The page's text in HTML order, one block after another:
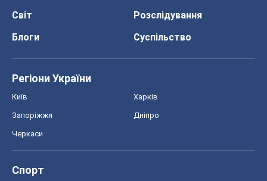
Світ
Розслідування
Блоги
Суспільство
Регіони України
Київ Харків
Запоріжжя Дніпро
Черкаси
Спорт